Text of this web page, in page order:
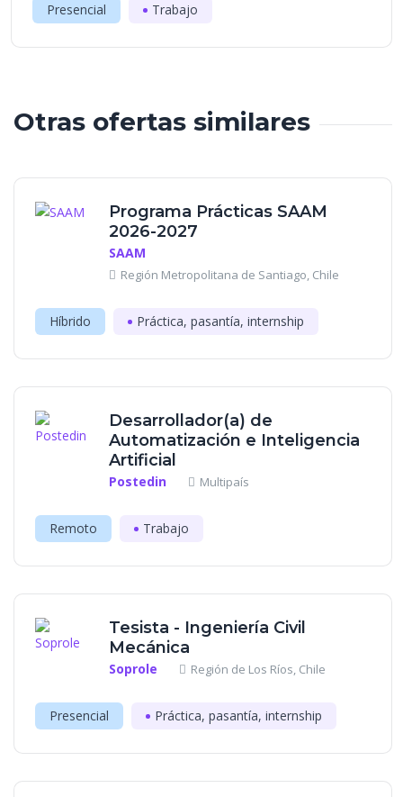
Presencial Trabajo
Otras ofertas similares
Programa Prácticas SAAM
2026-2027
SAAM
Región Metropolitana de Santiago, Chile
Híbrido Práctica, pasantía, internship
Desarrollador(a) de
Automatización e Inteligencia
Artificial
Postedin Multipaís
Remoto Trabajo
Tesista - Ingeniería Civil
Mecánica
Soprole Región de Los Ríos, Chile
Presencial Práctica, pasantía, internship